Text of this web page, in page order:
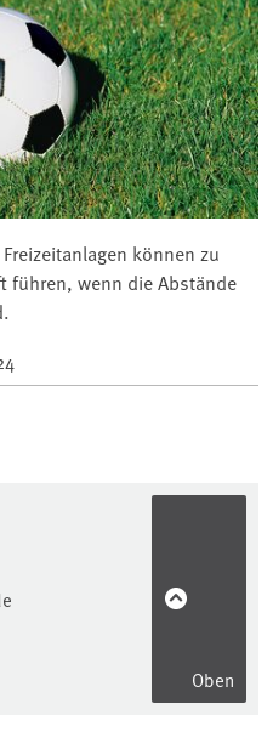
können zu
führen, wenn die Abstände
Oben